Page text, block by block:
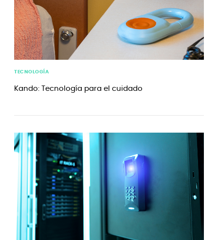
TECNOLOGÍA
Kando: Tecnología para el cuidado